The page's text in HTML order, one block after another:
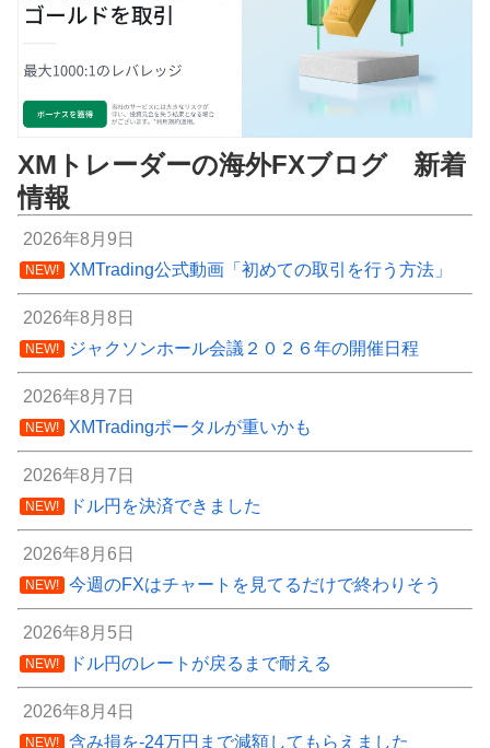
XMトレーダーの海外FXブログ 新着
情報
2026年8月9日
NEW! XMTrading公式動画「初めての取引を行う方法」
2026年8月8日
NEW! ジャクソンホール会議２０２６年の開催日程
2026年8月7日
NEW! XMTradingポータルが重いかも
2026年8月7日
NEW! ドル円を決済できました
2026年8月6日
NEW! 今週のFXはチャートを見てるだけで終わりそう
2026年8月5日
NEW! ドル円のレートが戻るまで耐える
2026年8月4日
NEW! 含み損を-24万円まで減額してもらえました